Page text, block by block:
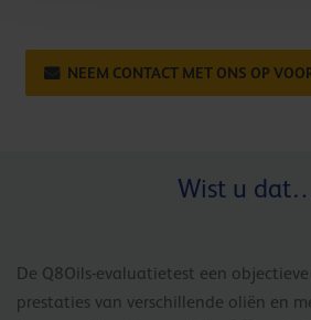
NEEM CONTACT MET ONS OP
Wist u
De Q8Oils-evaluatietest een
prestaties van verschillende oliën en